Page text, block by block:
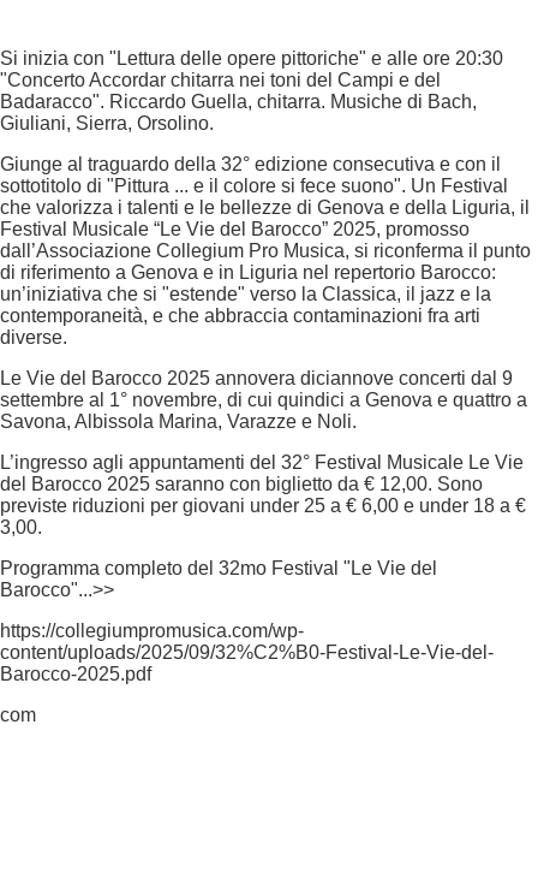
Si inizia con "Lettura delle opere pittoriche" e alle ore 20:30
"Concerto Accordar chitarra nei toni del Campi e del
Badaracco". Riccardo Guella, chitarra. Musiche di Bach,
Giuliani, Sierra, Orsolino.
Giunge al traguardo della 32° edizione consecutiva e con il
sottotitolo di "Pittura ... e il colore si fece suono". Un Festival
che valorizza i talenti e le bellezze di Genova e della Liguria, il
Festival Musicale “Le Vie del Barocco” 2025, promosso
dall’Associazione Collegium Pro Musica, si riconferma il punto
di riferimento a Genova e in Liguria nel repertorio Barocco:
un’iniziativa che si "estende" verso la Classica, il jazz e la
contemporaneità, e che abbraccia contaminazioni fra arti
diverse.
Le Vie del Barocco 2025 annovera diciannove concerti dal 9
settembre al 1° novembre, di cui quindici a Genova e quattro a
Savona, Albissola Marina, Varazze e Noli.
L’ingresso agli appuntamenti del 32° Festival Musicale Le Vie
del Barocco 2025 saranno con biglietto da € 12,00. Sono
previste riduzioni per giovani under 25 a € 6,00 e under 18 a €
3,00.
Programma completo del 32mo Festival "Le Vie del
Barocco"...>>
https://collegiumpromusica.com/wp-
content/uploads/2025/09/32%C2%B0-Festival-Le-Vie-del-
Barocco-2025.pdf
com